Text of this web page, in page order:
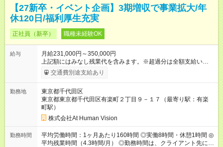
【27新卒・イベント企画】3期増収で事業拡大/年
休120日/福利厚生充実
正社員（新卒） 職種未経験OK
給与
月給231,000円～350,000円
上記額にはみなし残業代を含みます。※超過分は全額支給いたし
ます。 みなし残業代 24,000円 ～ 37,000円／月 みなし残業時
間 15時間／月 【給与】 月給： 大卒・院卒 ：243，000
（固定残業代 24，000円） 賞与：年２回 （業績連動型） 昇
給：年２回（3月、9月) 試用期間：6ヶ月 ※上記額にはみなし残
業代（月15時間分）が含まれた 金額になります。超過分は追加
で全額支給。 【頑張りを給与・キャリアに還元します】 年に2
回⼈事評価があり等級が決まります。 等級に合わせた給与設定
のため、若い内からでも頑張り次第で給与アップが叶います。
⼀般職（20～31万円）→リーダー（⽉給26～36万円） →係⻑
交通費別途支給あり
勤務地
東京都千代田区
東京都東京都千代田区有楽町２丁目９－１７（最寄り駅：有楽
町駅）
株式会社At Human Vision
勤務時間
平均労働時間：1ヶ月あたり160時間 ◎実働8時間・休憩1時間 ◎
平均残業時間（4.3時間/月） ◎勤務時間は、クライアント先に